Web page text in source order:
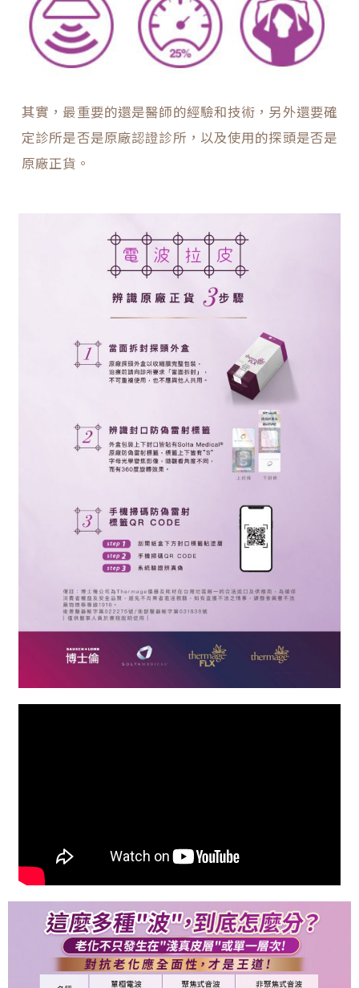
其實，最重要的還是醫師的經驗和技術，另外還要確
定診所是否是原廠認證診所，以及使用的探頭是否是
原廠正貨。